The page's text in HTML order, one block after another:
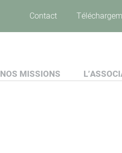
Contact
NOS MISSIONS